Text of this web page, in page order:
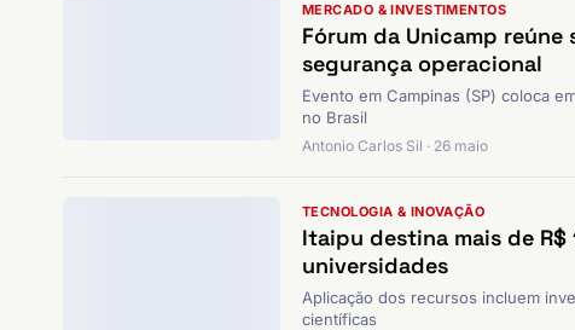
MERCADO & INVESTIMENTOS
Fórum da Unicamp
segurança operacional
Evento em Campinas (SP) coloca
no Brasil
Antonio Carlos Sil · 26 maio
TECNOLOGIA & INOVAÇÃO
Itaipu destina mais de
universidades
Aplicação dos recursos incluem
científicas